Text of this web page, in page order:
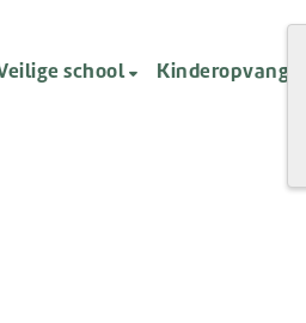
school Kinderopvang